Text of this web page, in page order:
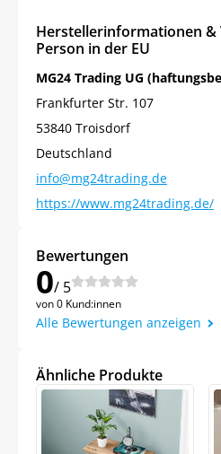
Herstellerinformationen
Person in der EU
MG24 Trading UG
Frankfurter Str. 107
53840 Troisdorf
Deutschland
info@mg24trading.de
https://www.mg24trading.de/
Bewertungen
0/ 5
von 0 Kund:innen
Alle Bewertungen anzeigen
Ähnliche Produkte